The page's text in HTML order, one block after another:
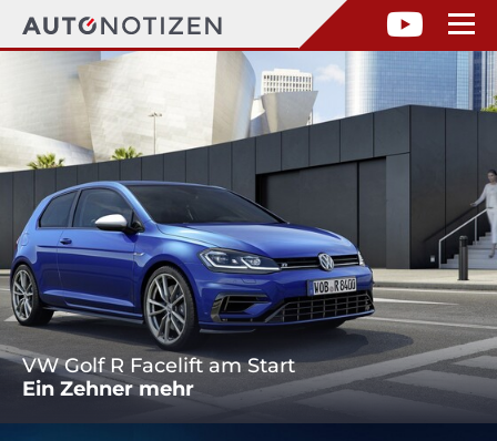
VW Golf R Facelift am Start
Ein Zehner mehr